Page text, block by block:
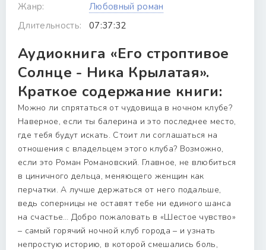
Жанр:
Любовный роман
Длительность:
07:37:32
Аудиокнига «Его строптивое
Солнце - Ника Крылатая».
Краткое содержание книги:
Можно ли спрятаться от чудовища в ночном клубе?
Наверное, если ты балерина и это последнее место,
где тебя будут искать. Стоит ли соглашаться на
отношения с владельцем этого клуба? Возможно,
если это Роман Романовский. Главное, не влюбиться
в циничного дельца, меняющего женщин как
перчатки. А лучше держаться от него подальше,
ведь соперницы не оставят тебе ни единого шанса
на счастье… Добро пожаловать в «Шестое чувство»
– самый горячий ночной клуб города – и узнать
непростую историю, в которой смешались боль,